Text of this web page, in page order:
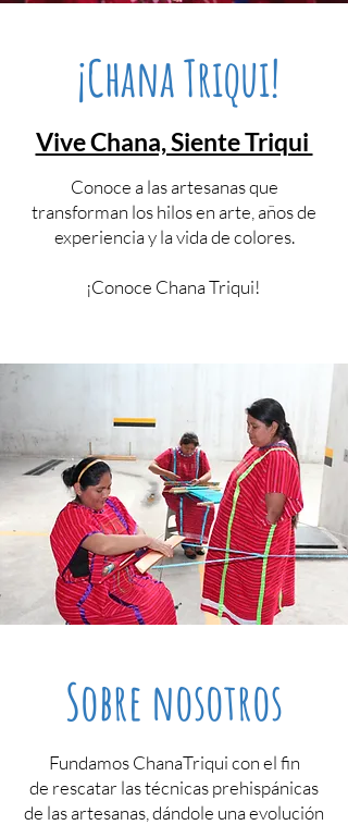
¡Chana Triqui!
Vive Chana, Siente Triqui
Conoce a las artesanas que
transforman los hilos en arte, años de
experiencia y la vida de colores.
¡Conoce Chana Triqui!
Sobre nosotros
Fundamos ChanaTriqui con el fin
de rescatar las técnicas prehispánicas
de las artesanas, dándole una evolución